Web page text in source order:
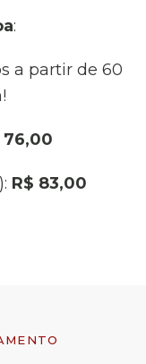
:
a partir de 60
76,00
R$ 83,00